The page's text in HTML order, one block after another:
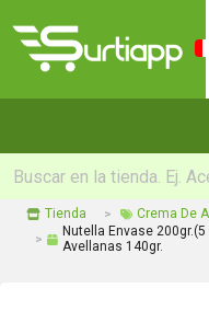
Tienda
Crema De
Nutella Envase
Avellanas 140gr.